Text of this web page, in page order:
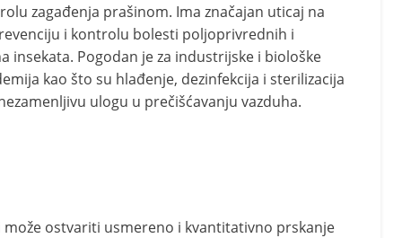
zagađenja prašinom. Ima značajan uticaj na
i kontrolu bolesti poljoprivrednih i
insekata. Pogodan je za industrijske i biološke
kao što su hlađenje, dezinfekcija i sterilizacija
ulogu u prečišćavanju vazduha.
ostvariti usmereno i kvantitativno prskanje